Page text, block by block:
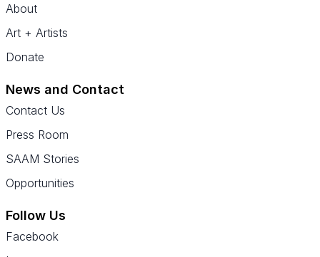
About
Art + Artists
Donate
News and Contact
Contact Us
Press Room
SAAM Stories
Opportunities
Follow Us
Facebook